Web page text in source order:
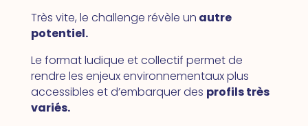
Très vite, le challenge révèle un autre
potentiel.
Le format ludique et collectif permet de
rendre les enjeux environnementaux plus
accessibles et d’embarquer des profils très
variés.